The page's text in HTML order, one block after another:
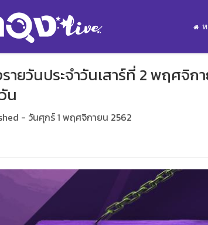
ายวันประจำวันเสาร์ที่ 2 พฤศจิ
น
- วันศุกร์ 1 พฤศจิกายน 2562